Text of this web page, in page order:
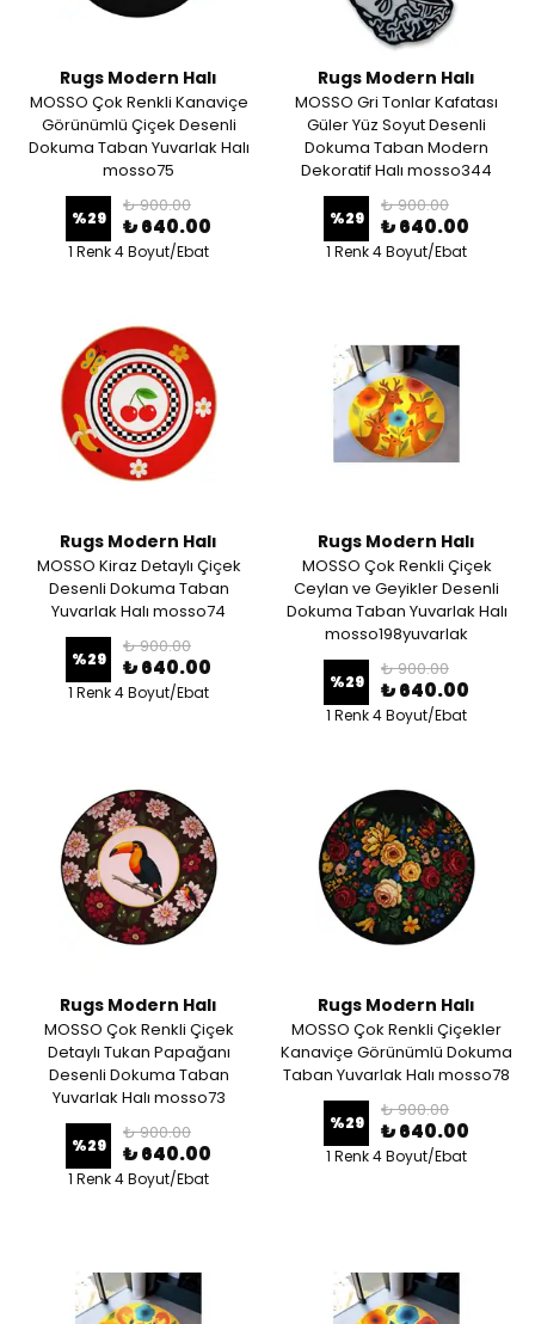
Rugs Modern Halı
MOSSO Çok Renkli Kanaviçe
Görünümlü Çiçek Desenli
Dokuma Taban Yuvarlak Halı
mosso75
%29
₺ 900.00
₺ 640.00
1 Renk 4 Boyut/Ebat
Rugs Modern Halı
MOSSO Gri Tonlar Kafatası
Güler Yüz Soyut Desenli
Dokuma Taban Modern
Dekoratif Halı mosso344
%29
₺ 900.00
₺ 640.00
1 Renk 4 Boyut/Ebat
Rugs Modern Halı
MOSSO Kiraz Detaylı Çiçek
Desenli Dokuma Taban
Yuvarlak Halı mosso74
%29
₺ 900.00
₺ 640.00
1 Renk 4 Boyut/Ebat
Rugs Modern Halı
MOSSO Çok Renkli Çiçek
Ceylan ve Geyikler Desenli
Dokuma Taban Yuvarlak Halı
mosso198yuvarlak
%29
₺ 900.00
₺ 640.00
1 Renk 4 Boyut/Ebat
Rugs Modern Halı
MOSSO Çok Renkli Çiçek
Detaylı Tukan Papağanı
Desenli Dokuma Taban
Yuvarlak Halı mosso73
%29
₺ 900.00
₺ 640.00
1 Renk 4 Boyut/Ebat
Rugs Modern Halı
MOSSO Çok Renkli Çiçekler
Kanaviçe Görünümlü Dokuma
Taban Yuvarlak Halı mosso78
%29
₺ 900.00
₺ 640.00
1 Renk 4 Boyut/Ebat